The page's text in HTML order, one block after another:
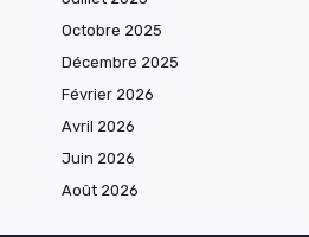
Octobre 2025
Décembre 2025
Février 2026
Avril 2026
Juin 2026
Août 2026